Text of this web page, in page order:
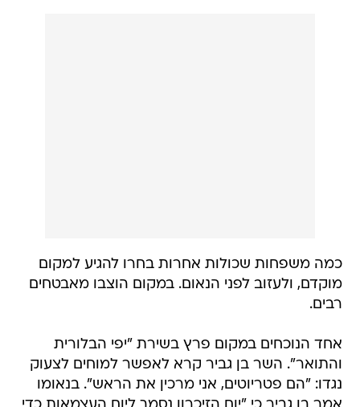
כמה משפחות שכולות אחרות בחרו להגיע למקום
מוקדם, ולעזוב לפני הנאום. במקום הוצבו מאבטחים
רבים.
אחד הנוכחים במקום פרץ בשירת "יפי הבלורית
והתואר". השר בן גביר קרא לאפשר למוחים לצעוק
נגדו: "הם פטריוטים, אני מרכין את הראש". בנאומו